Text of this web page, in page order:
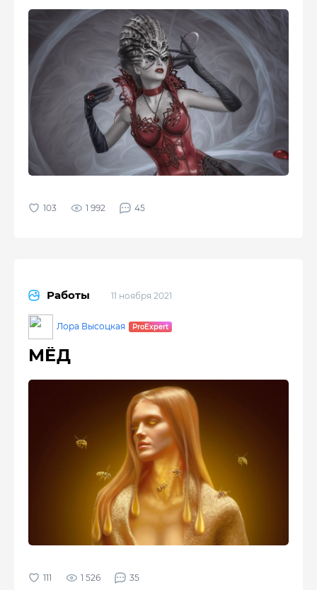
1 992 45
Работы 11 ноября 2021
Лора Высоцкая
МЁД
1 526 35